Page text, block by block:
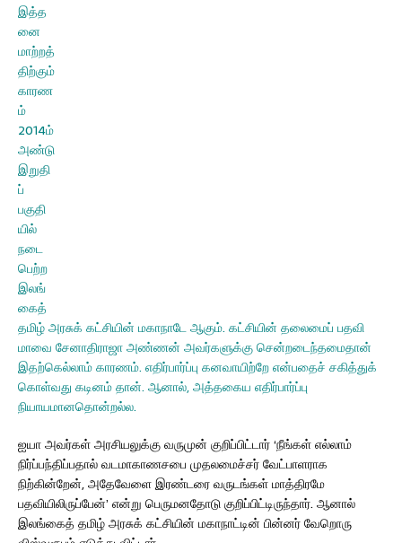
இத்த
னை
மாற்றத்
திற்கும்
காரண
ம்
2014ம்
அண்டு
இறுதி
ப்
பகுதி
யில்
நடை
பெற்ற
இலங்
கைத்
தமிழ் அரசுக் கட்சியின் மகாநாடே ஆகும். கட்சியின் தலைமைப் பதவி
மாவை சேனாதிராஜா அண்ணன் அவர்களுக்கு சென்றடைந்தமைதான்
இதற்கெல்லாம் காரணம். எதிர்பார்ப்பு கனவாயிற்றே என்பதைச் சகித்துக்
கொள்வது கடினம் தான். ஆனால், அத்தகைய எதிர்பார்ப்பு
நியாயமானதொன்றல்ல.
ஐயா அவர்கள் அரசியலுக்கு வருமுன் குறிப்பிட்டார் ‘நீங்கள் எல்லாம்
நிர்ப்பந்திப்பதால் வடமாகாணசபை முதலமைச்சர் வேட்பாளராக
நிற்கின்றேன், அதேவேளை இரண்டரை வருடங்கள் மாத்திரமே
பதவியிலிருப்பேன்’ என்று பெருமனதோடு குறிப்பிட்டிருந்தார். ஆனால்
இலங்கைத் தமிழ் அரசுக் கட்சியின் மகாநாட்டின் பின்னர் வேறொரு